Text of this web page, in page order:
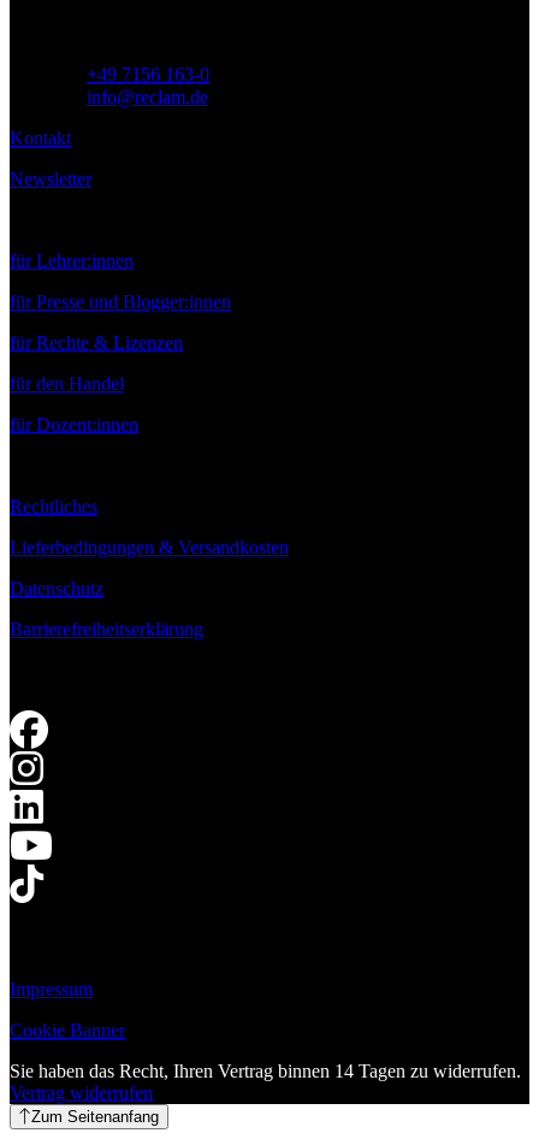
+49 7156 163-0
info@reclam.de
Kontakt
Newsletter
für Lehrer:innen
für Presse und Blogger:innen
für Rechte & Lizenzen
für den Handel
für Dozent:innen
Rechtliches
Lieferbedingungen & Versandkosten
Datenschutz
Barrierefreiheitserklärung
Impressum
Cookie Banner
Sie haben das Recht, Ihren Vertrag binnen 14 Tagen zu widerrufen.
Vertrag widerrufen
Zum Seitenanfang